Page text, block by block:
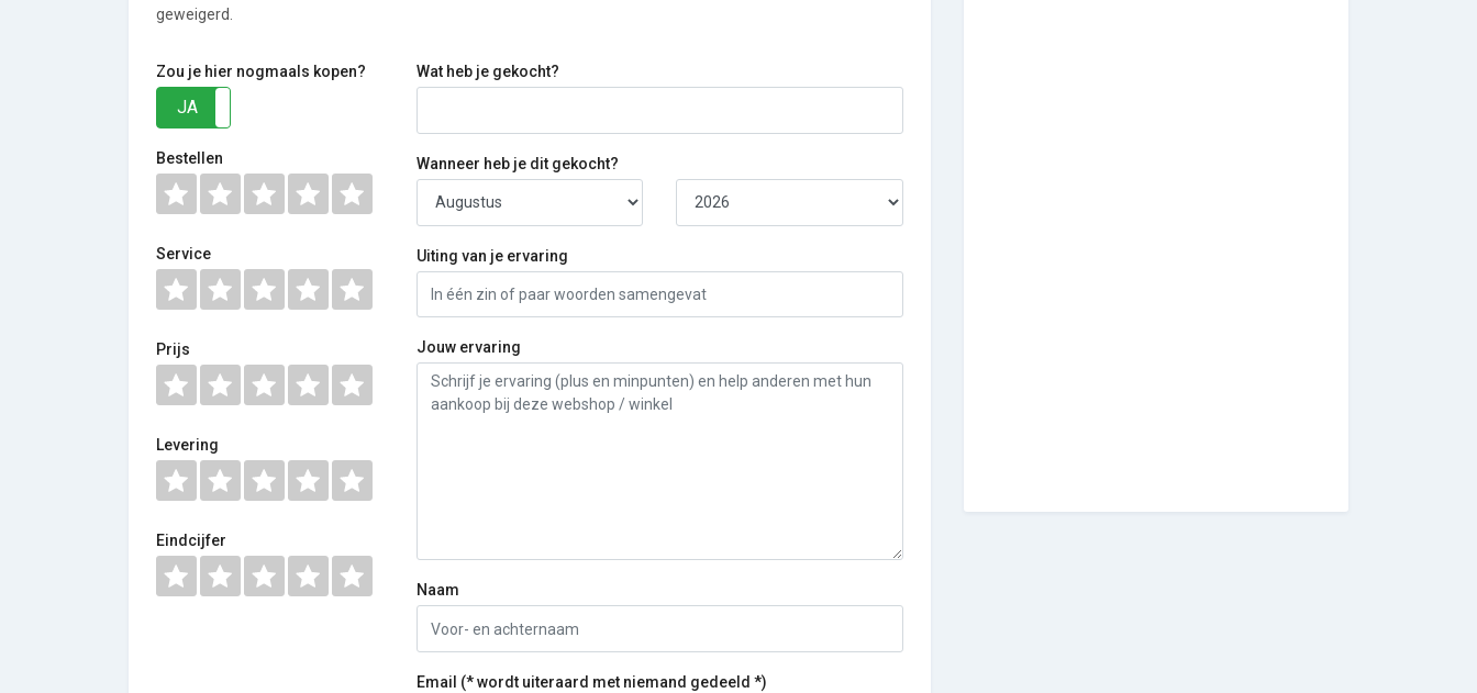
geweigerd.
Zou je hier nogmaals kopen?
JA
Bestellen
Service
Prijs
Levering
Eindcijfer
Wat heb je gekocht?
Wanneer heb je dit gekocht?
Uiting van je ervaring
Jouw ervaring
Naam
Email (* wordt uiteraard met niemand gedeeld *)